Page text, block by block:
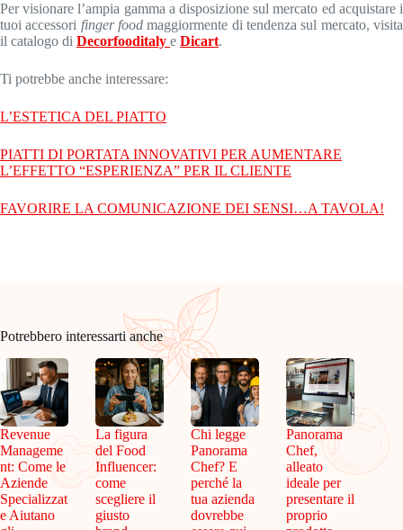
Per visionare l’ampia gamma a disposizione sul mercato ed acquistare i
tuoi accessori finger food maggiormente di tendenza sul mercato, visita
il catalogo di Decorfooditaly e Dicart.
Ti potrebbe anche interessare:
L’ESTETICA DEL PIATTO
PIATTI DI PORTATA INNOVATIVI PER AUMENTARE
L’EFFETTO “ESPERIENZA” PER IL CLIENTE
FAVORIRE LA COMUNICAZIONE DEI SENSI…A TAVOLA!
Potrebbero interessarti anche
Revenue
Manageme
nt: Come le
Aziende
Specializzat
e Aiutano
La figura
del Food
Influencer:
come
scegliere il
giusto
Chi legge
Panorama
Chef? E
perché la
tua azienda
dovrebbe
Panorama
Chef,
alleato
ideale per
presentare il
proprio